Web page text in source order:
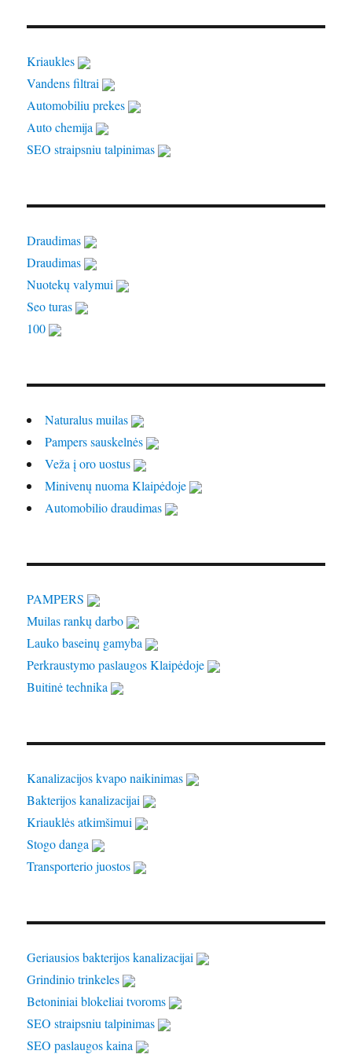
Kriaukles
Vandens filtrai
Automobiliu prekes
Auto chemija
SEO straipsniu talpinimas
Draudimas
Draudimas
Nuotekų valymui
Seo turas
100
Naturalus muilas
Pampers sauskelnės
Veža į oro uostus
Minivenų nuoma Klaipėdoje
Automobilio draudimas
PAMPERS
Muilas rankų darbo
Lauko baseinų gamyba
Perkraustymo paslaugos Klaipėdoje
Buitinė technika
Kanalizacijos kvapo naikinimas
Bakterijos kanalizacijai
Kriauklės atkimšimui
Stogo danga
Transporterio juostos
Geriausios bakterijos kanalizacijai
Grindinio trinkeles
Betoniniai blokeliai tvoroms
SEO straipsniu talpinimas
SEO paslaugos kaina